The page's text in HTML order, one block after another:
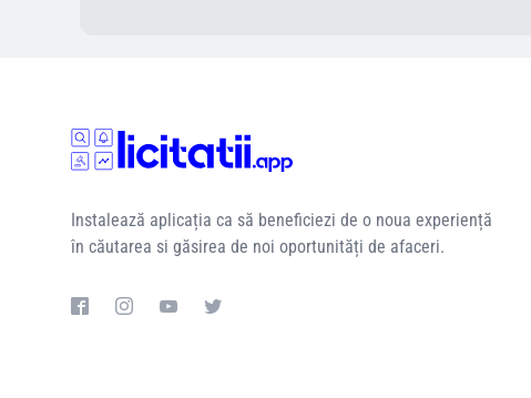
Instalează aplicația ca să beneficiezi de o noua experiență
în căutarea si găsirea de noi oportunități de afaceri.